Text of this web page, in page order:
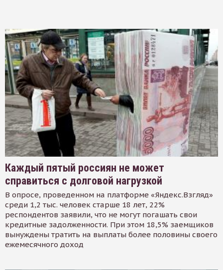
Каждый пятый россиян не может
справиться с долговой нагрузкой
В опросе, проведенном на платформе «Яндекс.Взгляд»
среди 1,2 тыс. человек старше 18 лет, 22%
респондентов заявили, что не могут погашать свои
кредитные задолженности. При этом 18,5% заемщиков
вынуждены тратить на выплаты более половины своего
ежемесячного доход